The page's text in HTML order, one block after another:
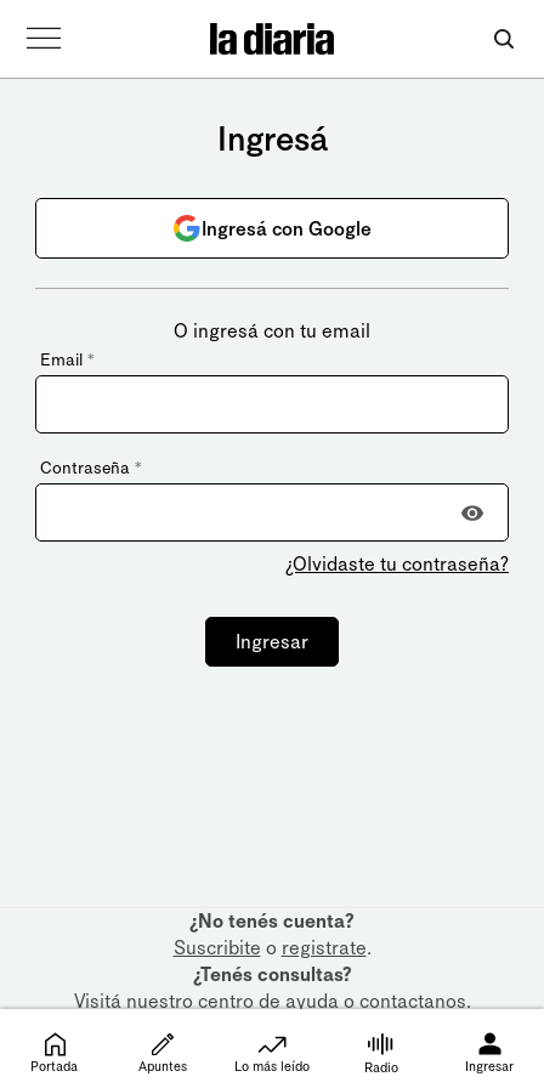
Ingresá
Ingresá con Google
O ingresá con tu email
Email *
Contraseña *
¿Olvidaste tu contraseña?
Ingresar
¿No tenés cuenta?
Suscribite o registrate.
¿Tenés consultas?
Visitá nuestrocentro de ayudaocontactanos.
Portada Apuntes Lo más leído Radio Ingresar